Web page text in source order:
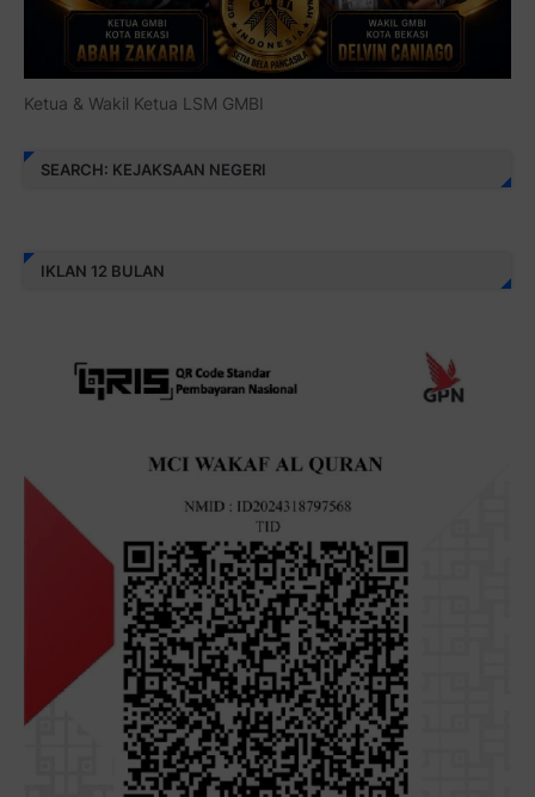
Ketua & Wakil Ketua LSM GMBI
SEARCH: KEJAKSAAN NEGERI
IKLAN 12 BULAN